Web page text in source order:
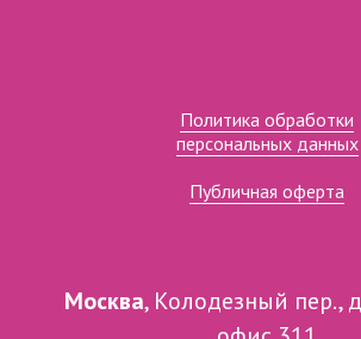
Политика обработки
персональных данных
Публичная оферта
Москва, Колодезный пер.,